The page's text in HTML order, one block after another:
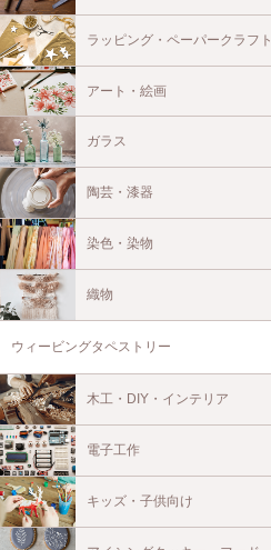
ラッピング・ペーパークラフト
アート・絵画
ガラス
陶芸・漆器
染色・染物
織物
ウィービングタペストリー
木工・DIY・インテリア
電子工作
キッズ・子供向け